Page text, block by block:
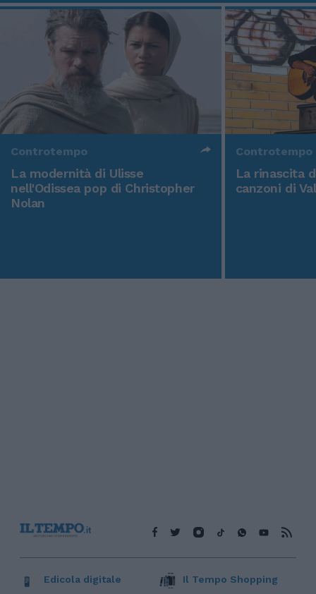
Controtempo
La modernità di Ulisse
nell'Odissea pop di Christopher
Nolan
Controtempo
La rinascita
canzoni di
Edicola digitale Il Tempo Shopping